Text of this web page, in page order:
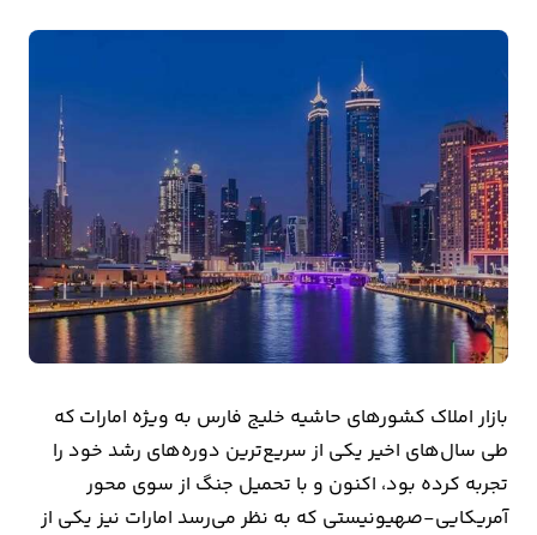
اقتصاد
جهان
بازار
و
تجارت
کشاورزی
راه
مسکن
بازار املاک کشورهای حاشیه خلیج فارس به ویژه امارات که
طی سال‌های اخیر یکی از سریع‌ترین دوره‌های رشد خود را
تجربه کرده بود، اکنون و با تحمیل جنگ از سوی محور
آمریکایی-صهیونیستی که به نظر می‌رسد امارات نیز یکی از